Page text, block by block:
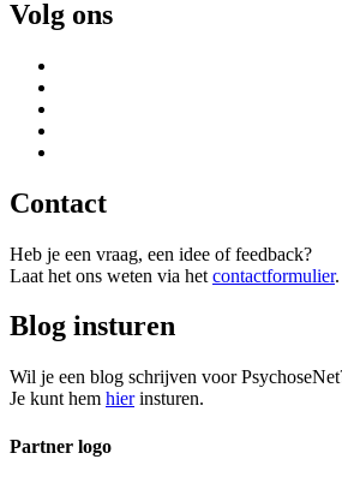
Volg ons
Contact
Heb je een vraag, een idee of feedback?
Laat het ons weten via het contactformulier.
Blog insturen
Wil je een blog schrijven voor
Je kunt hem hierinsturen.
Partner logo